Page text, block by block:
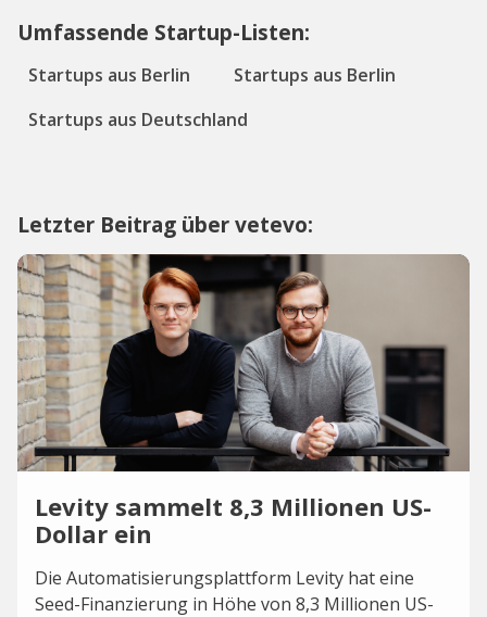
Umfassende Startup-Listen:
Startups aus Berlin
Startups aus Berlin
Startups aus Deutschland
Letzter Beitrag über vetevo:
Levity sammelt 8,3 Millionen US-
Dollar ein
Die Automatisierungsplattform Levity hat eine
Seed-Finanzierung in Höhe von 8,3 Millionen US-